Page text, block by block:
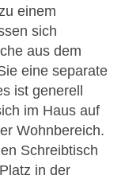
einem
sich
aus dem
eine separate
ist generell
im Haus auf
Wohnbereich.
Schreibtisch
in der